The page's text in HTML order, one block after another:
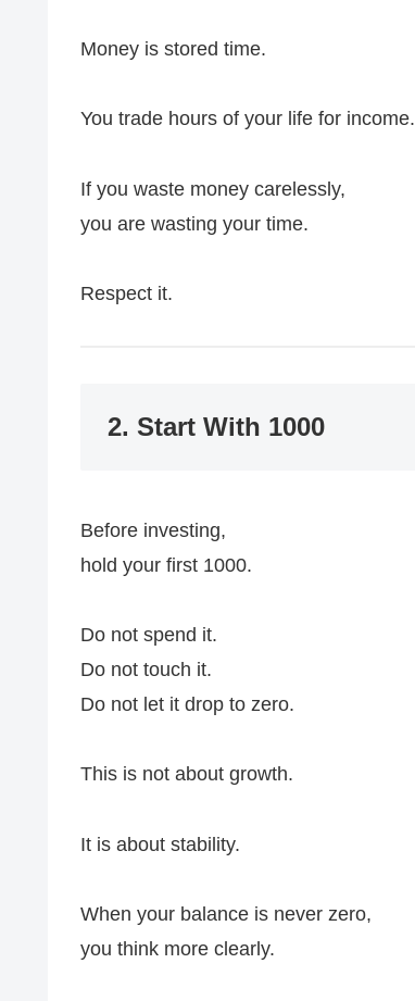
Money is stored time.
You trade hours of your life for income.
If you waste money carelessly,
you are wasting your time.
Respect it.
2. Start With 1000
Before investing,
hold your first 1000.
Do not spend it.
Do not touch it.
Do not let it drop to zero.
This is not about growth.
It is about stability.
When your balance is never zero,
you think more clearly.